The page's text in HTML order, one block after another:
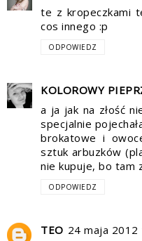
te z kropeczkami
cos innego :p
ODPOWIEDZ
KOLOROWY
a ja jak na złość
specjalnie
brokatowe i
sztuk arbuzków
nie kupuje, bo tam
ODPOWIEDZ
TEO 24 maja 2012